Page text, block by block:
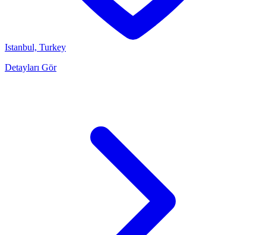
Istanbul, Turkey
Detayları Gör